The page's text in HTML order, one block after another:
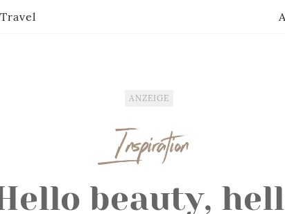
ANZEIGE
Inspiration
beauty,
Travel